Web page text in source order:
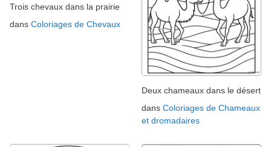
Trois chevaux dans la prairie
dans Coloriages de Chevaux
Deux chameaux dans le désert
dans Coloriages de Chameaux
et dromadaires